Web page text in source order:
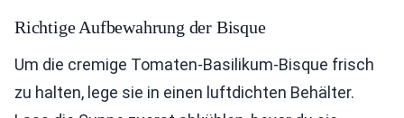
Richtige Aufbewahrung der Bisque
Um die cremige Tomaten-Basilikum-Bisque frisch
zu halten, lege sie in einen luftdichten Behälter.